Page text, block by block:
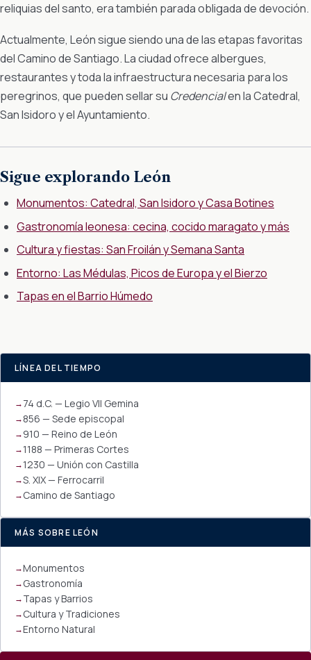
reliquias del santo, era también parada obligada de devoción.
Actualmente, León sigue siendo una de las etapas favoritas
del Camino de Santiago. La ciudad ofrece albergues,
restaurantes y toda la infraestructura necesaria para los
peregrinos, que pueden sellar su Credencialen la Catedral,
San Isidoro y el Ayuntamiento.
Sigue explorando León
Monumentos: Catedral, San Isidoro y Casa Botines
Gastronomía leonesa: cecina, cocido maragato y más
Cultura y fiestas: San Froilán y Semana Santa
Entorno: Las Médulas, Picos de Europa y el Bierzo
Tapas en el Barrio Húmedo
LÍNEA DEL TIEMPO
74 d.C. — Legio VII Gemina
856 — Sede episcopal
910 — Reino de León
1188 — Primeras Cortes
1230 — Unión con Castilla
S. XIX — Ferrocarril
Camino de Santiago
MÁS SOBRE LEÓN
Monumentos
Gastronomía
Tapas y Barrios
Cultura y Tradiciones
Entorno Natural